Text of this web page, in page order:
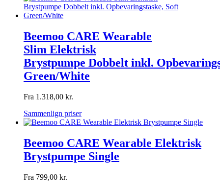
Beemoo CARE Wearable
Slim Elektrisk
Brystpumpe Dobbelt inkl.
Green/White
Fra 1.318,00 kr.
Sammenlign priser
Beemoo CARE Wearable Elektrisk
Brystpumpe Single
Fra 799,00 kr.